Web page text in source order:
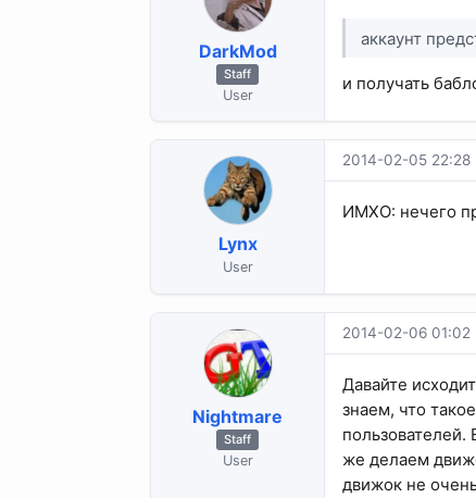
DarkMod
Staff
User
аккаунт
и получать
Lynx
User
2014-02-05 22:28
ИМХО: нечего
Nightmare
Staff
User
2014-02-06 01:02
Давайте
знаем, что
же делаем
движок не